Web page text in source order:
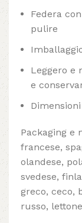
Federa
pulire
Leggero e
e
Packaging e
francese,
olandese,
svedese,
greco, ceco,
russo,